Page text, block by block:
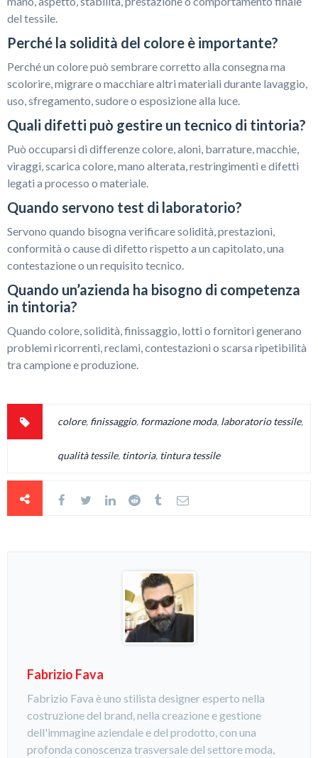
del tessile.
Perché la solidità del colore è importante?
Perché un colore può sembrare corretto alla consegna ma
scolorire, migrare o macchiare altri materiali durante lavaggio,
uso, sfregamento, sudore o esposizione alla luce.
Quali difetti può gestire un tecnico di tintoria?
Può occuparsi di differenze colore, aloni, barrature, macchie,
viraggi, scarica colore, mano alterata, restringimenti e difetti
legati a processo o materiale.
Quando servono test di laboratorio?
Servono quando bisogna verificare solidità, prestazioni,
conformità o cause di difetto rispetto a un capitolato, una
contestazione o un requisito tecnico.
Quando un’azienda ha bisogno di competenza
in tintoria?
Quando colore, solidità, finissaggio, lotti o fornitori generano
problemi ricorrenti, reclami, contestazioni o scarsa ripetibilità
tra campione e produzione.
colore, finissaggio, formazione moda, laboratorio tessile,
qualità tessile, tintoria, tintura tessile
Fabrizio Fava
Fabrizio Fava è uno stilista designer esperto nella
costruzione del brand, nella creazione e gestione
dell'immagine aziendale e del prodotto, con una
profonda conoscenza trasversale del settore moda,